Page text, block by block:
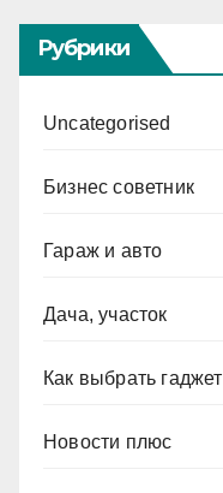
Рубрики
Uncategorised
Бизнес советник
Гараж и авто
Дача, участок
Как выбрать гаджет
Новости плюс